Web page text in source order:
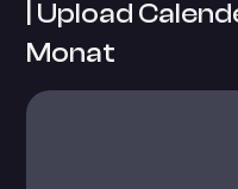
| Upload
Monat